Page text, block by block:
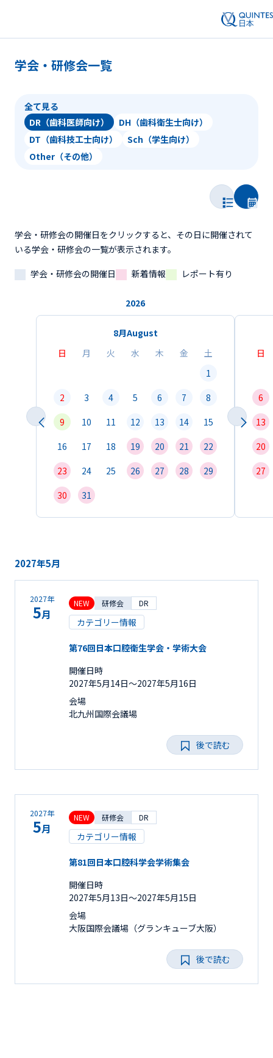
学会・研修会一覧
全て見る
DR（歯科医師向け）
DH（歯科衛生士向け）
DT（歯科技工士向け）
Sch（学生向け）
Other（その他）
学会・研修会の開催日をクリックすると、その日に開催されて
いる学会・研修会の一覧が表示されます。
学会・研修会の開催日
新着情報 レポート有り
2026
8月August
日
月 火 水 木 金
土
1
2
3 4 5 6 7
8
9
10 11 12 13 14
15
16
17 18 19 20 21
22
23
24 25 26 27 28
29
30
31
日
6
13
20
27
2027年5月
2027年
5月
NEW 研修会 DR
カテゴリー情報
第76回日本口腔衛生学会・学術大会
開催日時
2027年5月14日〜2027年5月16日
会場
北九州国際会議場
後で読む
2027年
5月
NEW 研修会 DR
カテゴリー情報
第81回日本口腔科学会学術集会
開催日時
2027年5月13日〜2027年5月15日
会場
大阪国際会議場（グランキューブ大阪）
後で読む